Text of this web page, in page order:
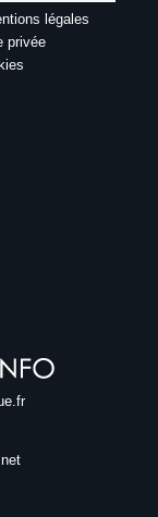
légales
privée